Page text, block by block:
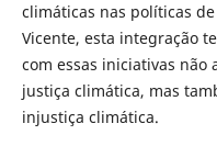
climáticas nas políticas
Vicente, esta integração
com essas iniciativas não
justiça climática, mas
injustiça climática.